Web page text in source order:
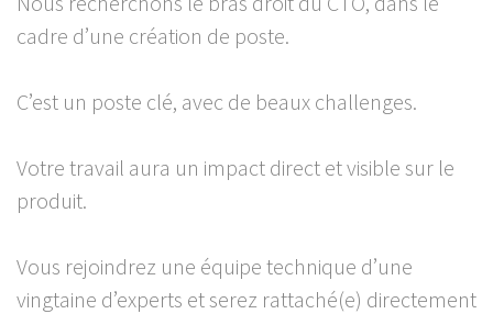
cadre d’une création de poste.
C’est un poste clé, avec de beaux challenges.
Votre travail aura un impact direct et visible sur le
produit.
Vous rejoindrez une équipe technique d’une
vingtaine d’experts et serez rattaché(e) directement